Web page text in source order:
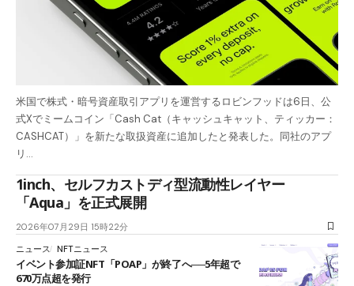
米国で株式・暗号資産取引アプリを運営するロビンフッドは6日、公
式Xでミームコイン「Cash Cat（キャッシュキャット、ティッカー：
CASHCAT）」を新たな取扱資産に追加したと発表した。同社のアプ
リ…
1inch、セルフカストディ型流動性レイヤー
「Aqua」を正式展開
2026年07月29日 15時22分
ニュース NFTニュース
イベント参加証NFT「POAP」が終了へ──5年超で
670万点超を発行